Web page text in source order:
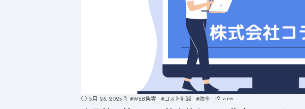
5月 28, 2025 #WEB集客 #コスト削減 #効率 12 view